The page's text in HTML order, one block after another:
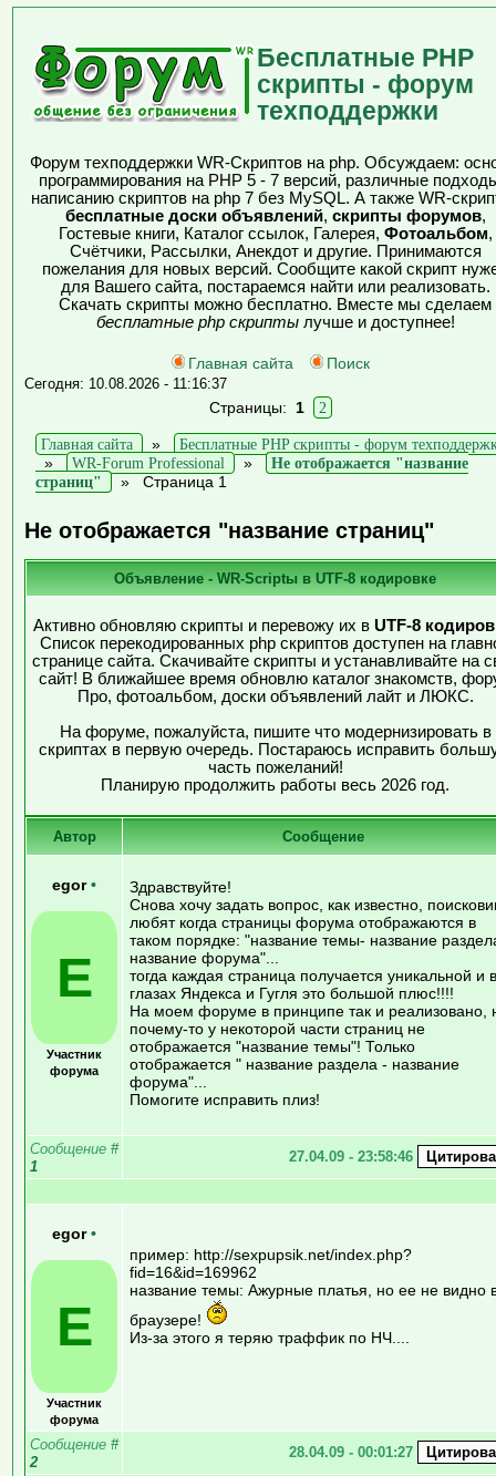
Бесплатные PHP
скрипты - форум
техподдержки
Форум техподдержки WR-Скриптов на php. Обсуждаем:
программирования на PHP 5 - 7 версий, различные
написанию скриптов на php 7 без MySQL. А также WR-
бесплатные доски объявлений, скрипты форумов,
Гостевые книги, Каталог ссылок, Галерея, Фотоальбом,
Счётчики, Рассылки, Анекдот и другие. Принимаются
пожелания для новых версий. Сообщите какой скрипт
для Вашего сайта, постараемся найти или реализовать.
Скачать скрипты можно бесплатно. Вместе мы сделаем
бесплатные php скриптылучше и доступнее!
Главная сайта Поиск
Сегодня: 10.08.2026 - 11:16:37
Страницы: 1 2
Главная сайта »
Бесплатные PHP скрипты - форум
»
WR-Forum Professional »
Не отображается "название
страниц"
» Страница 1
Не отображается "название страниц"
Объявление - WR-Scriptы в UTF-8 кодировке
Активно обновляю скрипты и перевожу их в UTF-8
Список перекодированных php скриптов доступен на
странице сайта. Скачивайте скрипты и устанавливайте на
сайт! В ближайшее время обновлю каталог знакомств,
Про, фотоальбом, доски объявлений лайт и ЛЮКС.
На форуме, пожалуйста, пишите что модернизировать в
скриптах в первую очередь. Постараюсь исправить
часть пожеланий!
Планирую продолжить работы весь 2026 год.
Автор Сообщение
egor •
E
Участник
форума
Здравствуйте!
Снова хочу задать вопрос, как известно,
любят когда страницы форума отображаются в
таком порядке: "название темы- название
название форума"...
тогда каждая страница получается уникальной и в
глазах Яндекса и Гугля это большой плюс!!!!
На моем форуме в принципе так и реализовано,
почему-то у некоторой части страниц не
отображается "название темы"! Только
отображается " название раздела - название
форума"...
Помогите исправить плиз!
Сообщение #
1
27.04.09 - 23:58:46
egor •
E
Участник
форума
пример: http://sexpupsik.net/index.php?
fid=16&id=169962
название темы: Ажурные платья, но ее не видно
браузере!
Из-за этого я теряю траффик по НЧ....
Сообщение #
2
28.04.09 - 00:01:27